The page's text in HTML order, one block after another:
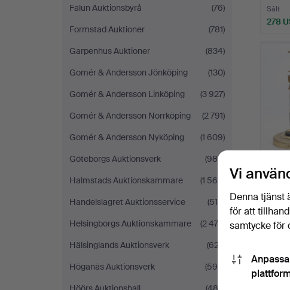
Falun Auktionsbyrå
(76)
Formstad Auktioner
(781)
Garpenhus Auktioner
(834)
Gomér & Andersson Jönköping
(130)
Gomér & Andersson Linköping
(3 927)
Gomér & Andersson Norrköping
(2 791)
Gomér & Andersson Nyköping
(1 609)
Göteborgs Auktionsverk
(986)
Halmstads Auktionskammare
(1 566)
Handelslagret Auktionsservice
(518)
Helsingborgs Auktionskammare
(2 472)
Hälsinglands Auktionsverk
(627)
Höganäs Auktionsverk
(595)
Sålt
278
242.
par i
Sålt
1 503
Vi
Denna tjänst
för att
samtycke för